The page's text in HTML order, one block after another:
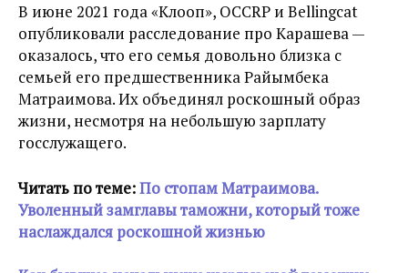
В июне 2021 года «Клооп», OCCRP и Bellingcat
опубликовали расследование про Карашева —
оказалось, что его семья довольно близка с
семьей его предшественника Райымбека
Матраимова. Их объединял роскошный образ
жизни, несмотря на небольшую зарплату
госслужащего.
Читать по теме:По стопам Матраимова.
Уволенный замглавы таможни, который тоже
наслаждался роскошной жизнью